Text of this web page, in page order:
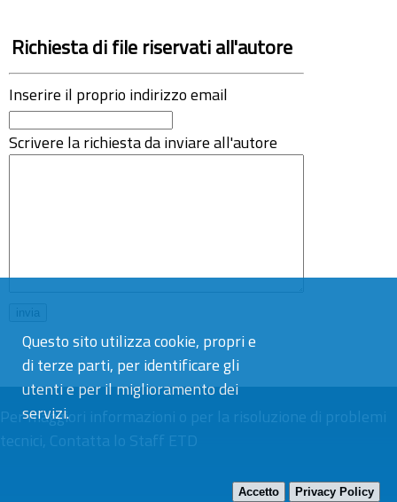
Questo sito utilizza cookie, propri e
di terze parti, per identificare gli
utenti e per il miglioramento dei
servizi.
Accetto Privacy Policy
Richiesta di file riservati all'autore
Inserire il proprio indirizzo email
Scrivere la richiesta da inviare all'autore
Per maggiori informazioni o per la risoluzione di problemi
tecnici, Contatta lo Staff ETD